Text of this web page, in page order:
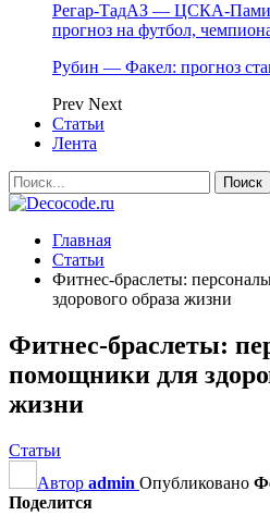
Регар-ТадАЗ — ЦСКА-
прогноз на футбол,
Рубин — Факел: прогноз
Prev Next
Статьи
Лента
Главная
Статьи
Фитнес-браслеты:
здорового образа жизни
Фитнес-браслеты:
помощники для
жизни
Статьи
Автор admin Опубликовано
Поделится